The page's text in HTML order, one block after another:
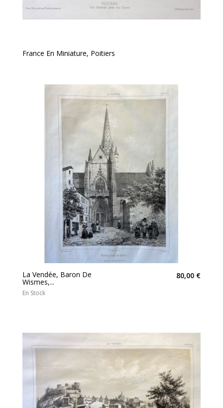
France En Miniature, Poitiers
La Vendée, Baron De
Wismes,...
80,00 €
En Stock